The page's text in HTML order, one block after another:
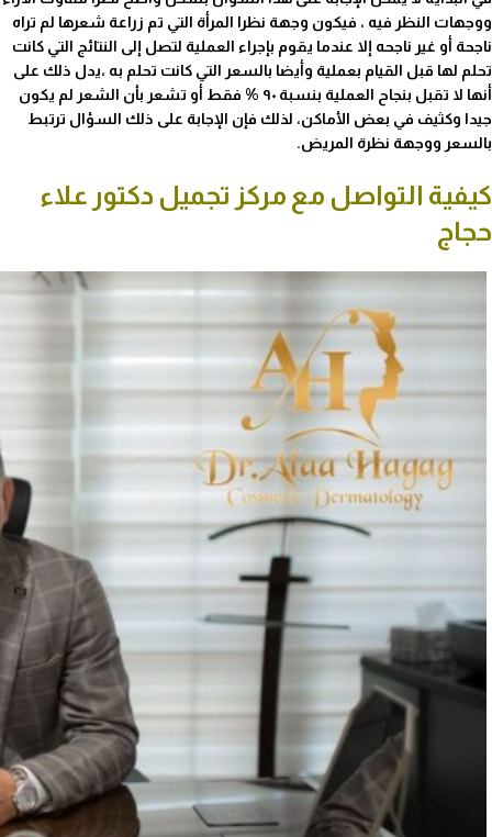
ووجهات النظر فيه ، فيكون وجهة نظرا المرأة التي تم زراعة شعرها لم تراه
ناجحة أو غير ناجحه إلا عندما يقوم بإجراء العملية لتصل إلى النتائج التي كانت
تحلم لها قبل القيام بعملية وأيضا بالسعر التي كانت تحلم به ،يدل ذلك على
أنها لا تقبل بنجاح العملية بنسبة ٩٠ % فقط أو تشعر بأن الشعر لم يكون
جيدا وكثيف في بعض الأماكن، لذلك فإن الإجابة على ذلك السؤال ترتبط
بالسعر ووجهة نظرة المريض.
كيفية التواصل مع مركز تجميل دكتور علاء
حجاج